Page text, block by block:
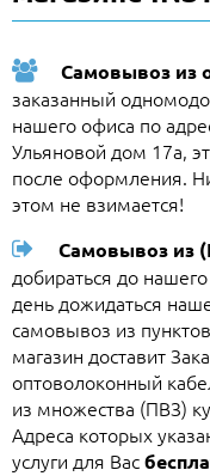
Самовывоз из
заказанный
нашего офиса по
Ульяновой дом 17а,
после оформления.
этом не взимается!
Самовывоз из
добираться до
день дожидаться
самовывоз из
магазин доставит
оптоволоконный
из множества (ПВЗ)
Адреса которых
услуги для Вас